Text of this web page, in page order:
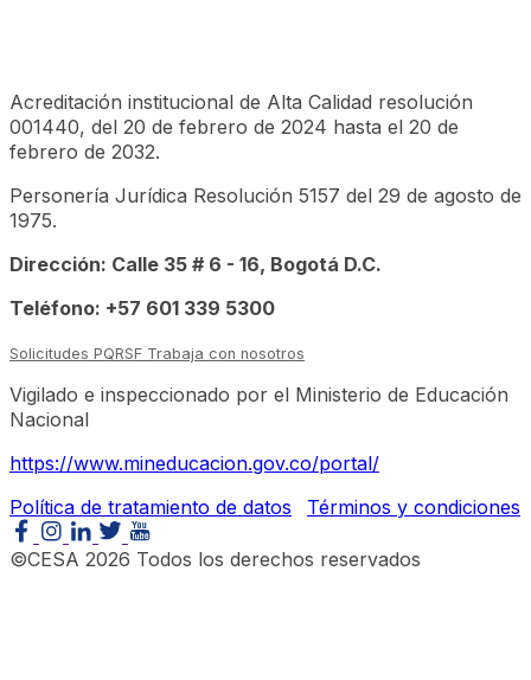
Acreditación institucional de Alta Calidad resolución
001440, del 20 de febrero de 2024 hasta el 20 de
febrero de 2032.
Personería Jurídica Resolución 5157 del 29 de agosto de
1975.
Dirección: Calle 35 # 6 - 16, Bogotá D.C.
Teléfono: +57 601 339 5300
Solicitudes PQRSF Trabaja con nosotros
Vigilado e inspeccionado por el Ministerio de Educación
Nacional
https://www.mineducacion.gov.co/portal/
Política de tratamiento de datos
Términos y condiciones
©CESA 2026 Todos los derechos reservados